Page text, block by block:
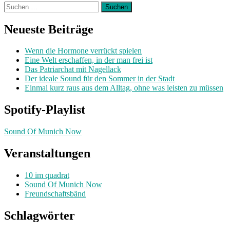
Suchen
nach:
Neueste Beiträge
Wenn die Hormone verrückt spielen
Eine Welt erschaffen, in der man frei ist
Das Patriarchat mit Nagellack
Der ideale Sound für den Sommer in der Stadt
Einmal kurz raus aus dem Alltag, ohne was leisten zu müssen
Spotify-Playlist
Sound Of Munich Now
Veranstaltungen
10 im quadrat
Sound Of Munich Now
Freundschaftsbänd
Schlagwörter